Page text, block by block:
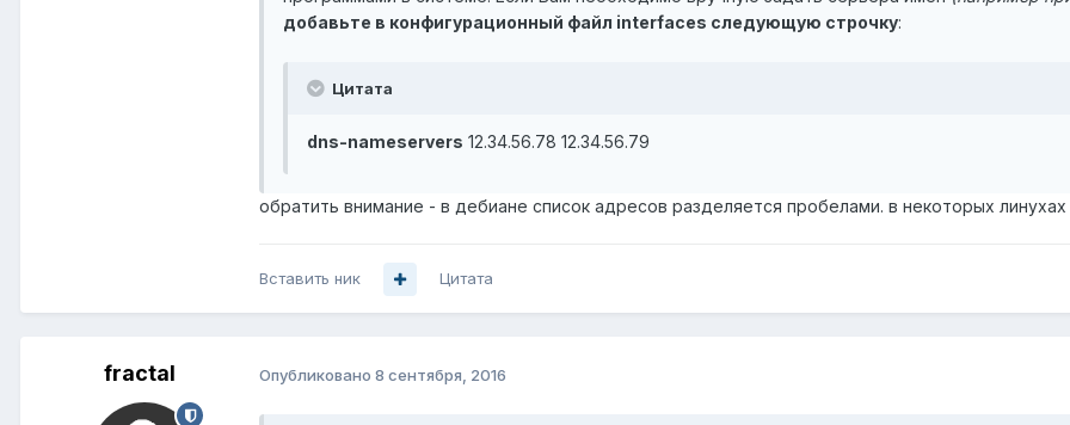
добавьте в конфигурационный файл interfaces следующую строчку:
Цитата
dns-nameservers 12.34.56.78 12.34.56.79
обратить внимание - в дебиане список адресов разделяется пробелами. в некоторых
Вставить ник Цитата
fractal Опубликовано 8 сентября, 2016